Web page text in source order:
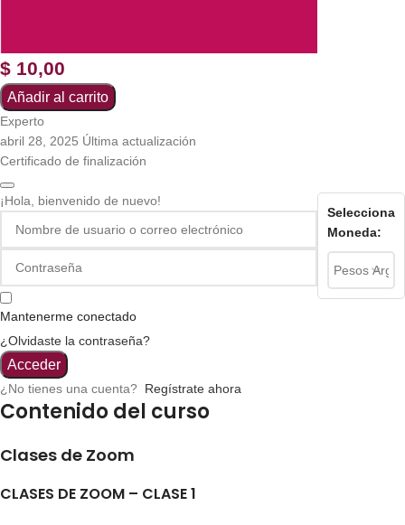
$ 10,00
Añadir al carrito
Experto
abril 28, 2025 Última actualización
Certificado de finalización
¡Hola, bienvenido de nuevo!
Mantenerme conectado
¿Olvidaste la contraseña?
Acceder
¿No tienes una cuenta? Regístrate ahora
Contenido del curso
Clases de Zoom
CLASES DE ZOOM – CLASE 1
Selecciona
Moneda: